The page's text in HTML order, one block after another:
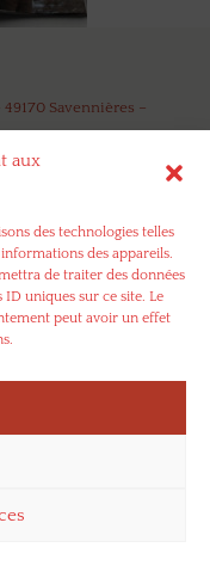
aux
des technologies telles
des appareils.
de traiter des données
uniques sur ce site. Le
peut avoir un effet
Savennières –